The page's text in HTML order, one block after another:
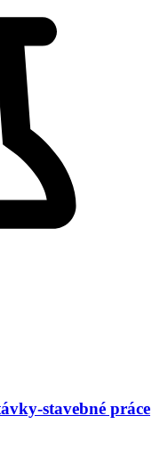
stavebné práce